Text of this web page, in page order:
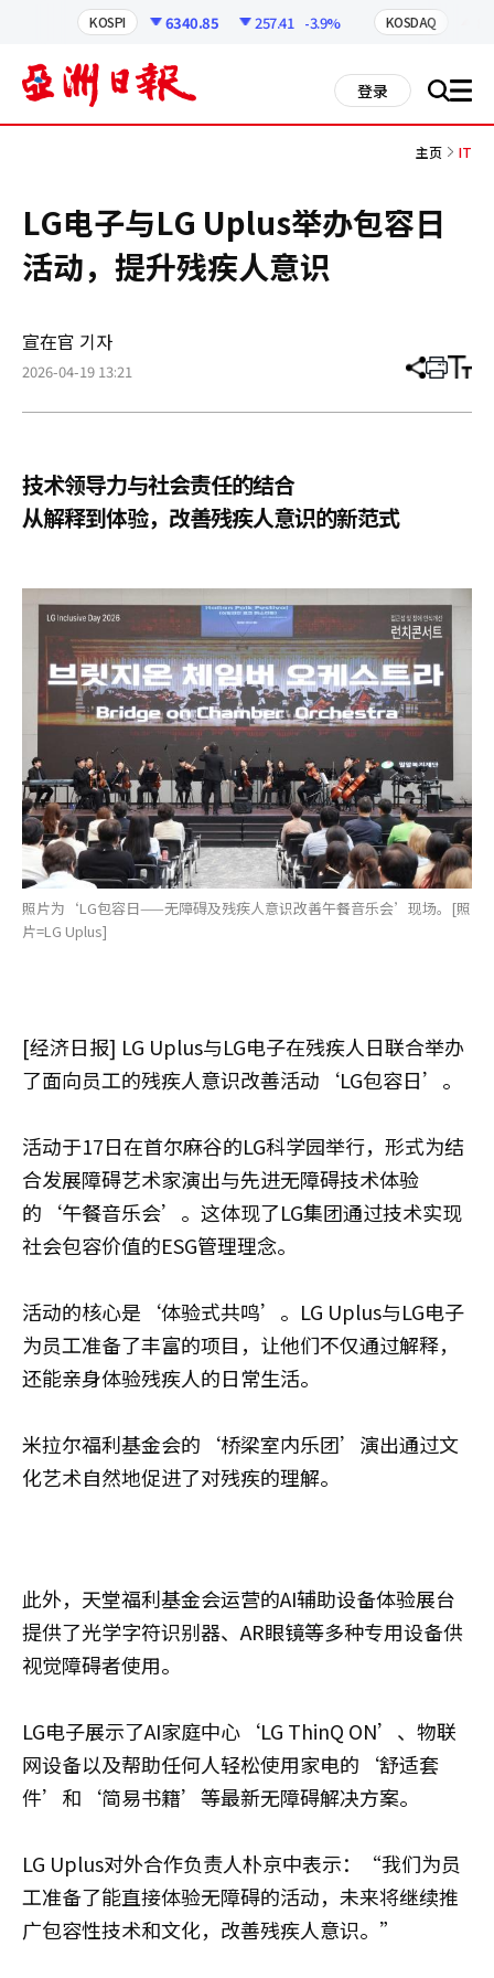
KOSPI 6340.85 257.41 -3.9% KOSDAQ
登录 搜 all
主页 IT
LG电子与LG Uplus举办包容日
活动，提升残疾人意识
宣在官 기자
2026-04-19 13:21 分
章
打 调
小
技术领导力与社会责任的结合
从解释到体验，改善残疾人意识的新范式
照片为‘LG包容日——无障碍及残疾人意识改善午餐音乐会’现场。[照
片=LG Uplus]
[经济日报] LG Uplus与LG电子在残疾人日联合举办
了面向员工的残疾人意识改善活动‘LG包容日’。
活动于17日在首尔麻谷的LG科学园举行，形式为结
合发展障碍艺术家演出与先进无障碍技术体验
的‘午餐音乐会’。这体现了LG集团通过技术实现
社会包容价值的ESG管理理念。
活动的核心是‘体验式共鸣’。LG Uplus与LG电子
为员工准备了丰富的项目，让他们不仅通过解释，
还能亲身体验残疾人的日常生活。
米拉尔福利基金会的‘桥梁室内乐团’演出通过文
化艺术自然地促进了对残疾的理解。
此外，天堂福利基金会运营的AI辅助设备体验展台
提供了光学字符识别器、AR眼镜等多种专用设备供
视觉障碍者使用。
LG电子展示了AI家庭中心‘LG ThinQ ON’、物联
网设备以及帮助任何人轻松使用家电的‘舒适套
件’和‘简易书籍’等最新无障碍解决方案。
LG Uplus对外合作负责人朴京中表示：“我们为员
工准备了能直接体验无障碍的活动，未来将继续推
广包容性技术和文化，改善残疾人意识。”